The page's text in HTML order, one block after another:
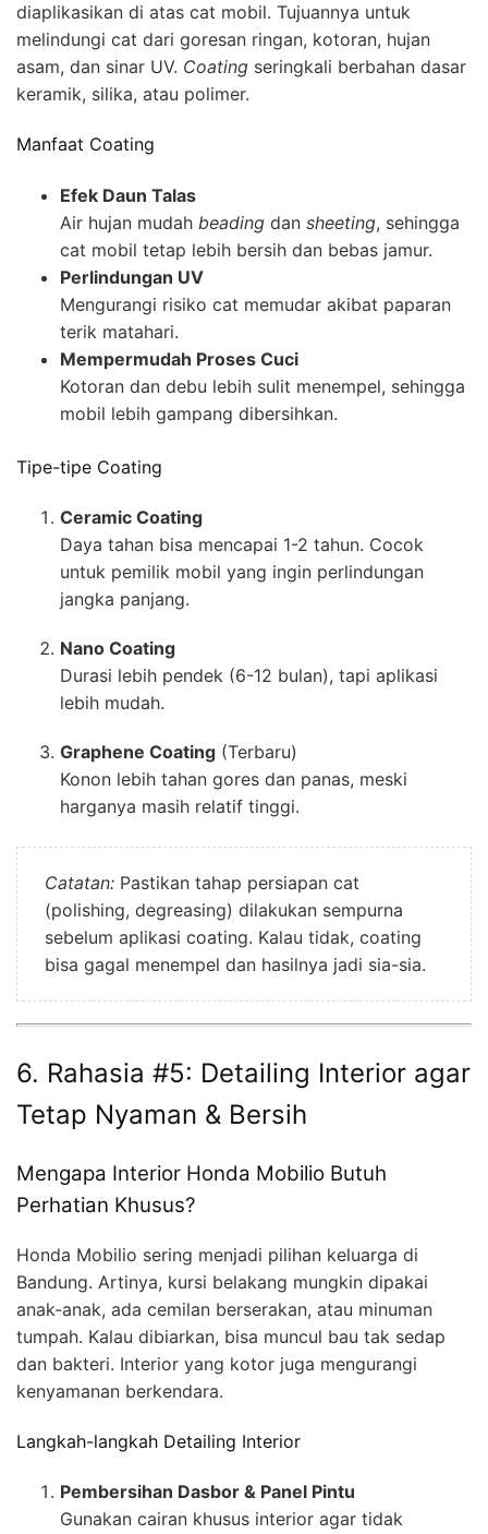
diaplikasikan di atas cat mobil. Tujuannya untuk
melindungi cat dari goresan ringan, kotoran, hujan
asam, dan sinar UV. Coating seringkali berbahan dasar
keramik, silika, atau polimer.
Manfaat Coating
Efek Daun Talas
Air hujan mudah beading dan sheeting, sehingga
cat mobil tetap lebih bersih dan bebas jamur.
Perlindungan UV
Mengurangi risiko cat memudar akibat paparan
terik matahari.
Mempermudah Proses Cuci
Kotoran dan debu lebih sulit menempel, sehingga
mobil lebih gampang dibersihkan.
Tipe-tipe Coating
Ceramic Coating
Daya tahan bisa mencapai 1-2 tahun. Cocok
untuk pemilik mobil yang ingin perlindungan
jangka panjang.
Nano Coating
Durasi lebih pendek (6-12 bulan), tapi aplikasi
lebih mudah.
Graphene Coating (Terbaru)
Konon lebih tahan gores dan panas, meski
harganya masih relatif tinggi.
Catatan: Pastikan tahap persiapan cat
(polishing, degreasing) dilakukan sempurna
sebelum aplikasi coating. Kalau tidak, coating
bisa gagal menempel dan hasilnya jadi sia-sia.
6. Rahasia #5: Detailing Interior agar
Tetap Nyaman & Bersih
Mengapa Interior Honda Mobilio Butuh
Perhatian Khusus?
Honda Mobilio sering menjadi pilihan keluarga di
Bandung. Artinya, kursi belakang mungkin dipakai
anak-anak, ada cemilan berserakan, atau minuman
tumpah. Kalau dibiarkan, bisa muncul bau tak sedap
dan bakteri. Interior yang kotor juga mengurangi
kenyamanan berkendara.
Langkah-langkah Detailing Interior
Pembersihan Dasbor & Panel Pintu
Gunakan cairan khusus interior agar tidak